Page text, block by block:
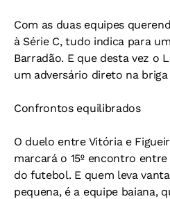
Com as duas equipes
à Série C, tudo indica para
Barradão. E que desta vez o
um adversário direto na
Confrontos equilibrados
O duelo entre Vitória e
marcará o 15º encontro
do futebol. E quem leva
pequena, é a equipe baiana,